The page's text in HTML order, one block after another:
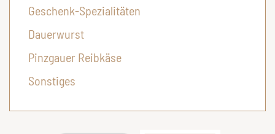
Geschenk-Spezialitäten
Dauerwurst
Pinzgauer Reibkäse
Sonstiges